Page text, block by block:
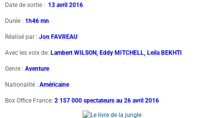
Date de sortie : 13 avril 2016
Durée : 1h46 mn
Réalisé par : Jon FAVREAU
Avec les voix de: Lambert WILSON, Eddy MITCHELL, Leila BEKHTI
Genre : Aventure
Nationalité : Américaine
Box Office France: 2 157 000 spectateurs au 26 avril 2016